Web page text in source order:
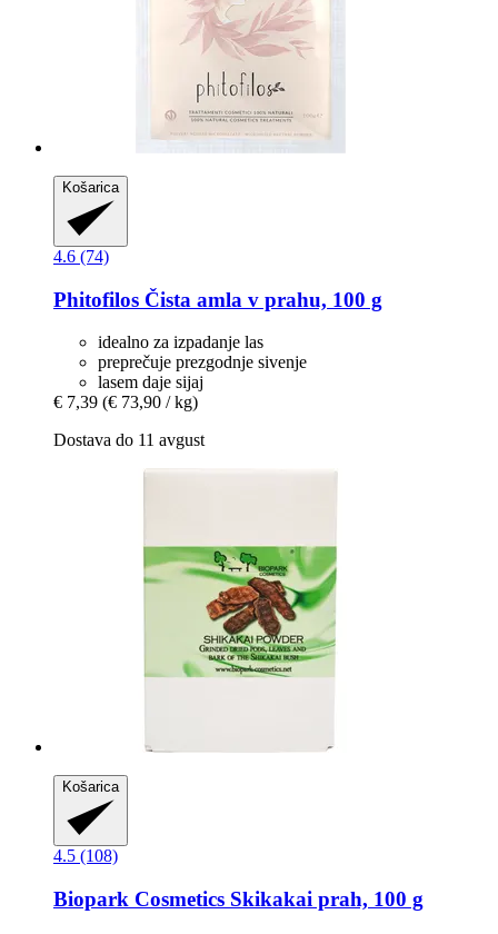
Košarica
4.6 (74)
Phitofilos Čista amla v prahu, 100 g
idealno za izpadanje las
preprečuje prezgodnje sivenje
lasem daje sijaj
€ 7,39 (€ 73,90 / kg)
Dostava do 11 avgust
Košarica
4.5 (108)
Biopark Cosmetics Skikakai prah, 100 g